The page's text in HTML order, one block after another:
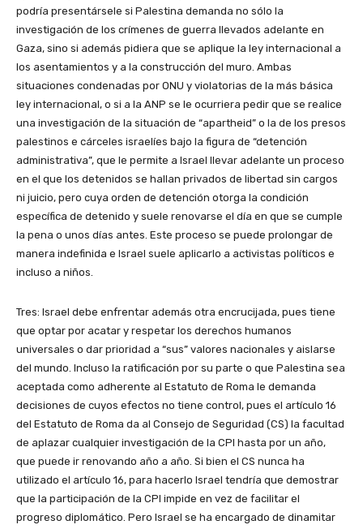
podría presentársele si Palestina demanda no sólo la
investigación de los crímenes de guerra llevados adelante en
Gaza, sino si además pidiera que se aplique la ley internacional a
los asentamientos y a la construcción del muro. Ambas
situaciones condenadas por ONU y violatorias de la más básica
ley internacional, o si a la ANP se le ocurriera pedir que se realice
una investigación de la situación de “apartheid” o la de los presos
palestinos e cárceles israelíes bajo la figura de “detención
administrativa”, que le permite a Israel llevar adelante un proceso
en el que los detenidos se hallan privados de libertad sin cargos
ni juicio, pero cuya orden de detención otorga la condición
específica de detenido y suele renovarse el día en que se cumple
la pena o unos días antes. Este proceso se puede prolongar de
manera indefinida e Israel suele aplicarlo a activistas políticos e
incluso a niños.
Tres: Israel debe enfrentar además otra encrucijada, pues tiene
que optar por acatar y respetar los derechos humanos
universales o dar prioridad a “sus” valores nacionales y aislarse
del mundo. Incluso la ratificación por su parte o que Palestina sea
aceptada como adherente al Estatuto de Roma le demanda
decisiones de cuyos efectos no tiene control, pues el artículo 16
del Estatuto de Roma da al Consejo de Seguridad (CS) la facultad
de aplazar cualquier investigación de la CPI hasta por un año,
que puede ir renovando año a año. Si bien el CS nunca ha
utilizado el artículo 16, para hacerlo Israel tendría que demostrar
que la participación de la CPI impide en vez de facilitar el
progreso diplomático. Pero Israel se ha encargado de dinamitar